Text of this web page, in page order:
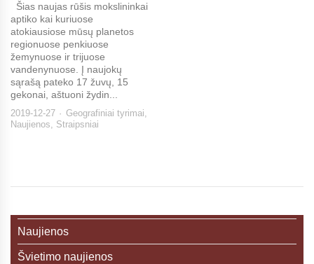
Šias naujas rūšis mokslininkai
aptiko kai kuriuose
atokiausiose mūsų planetos
regionuose penkiuose
žemynuose ir trijuose
vandenynuose. Į naujokų
sąrašą pateko 17 žuvų, 15
gekonai, aštuoni žydin...
2019-12-27 Geografiniai tyrimai,
Naujienos, Straipsniai
Naujienos
Švietimo naujienos